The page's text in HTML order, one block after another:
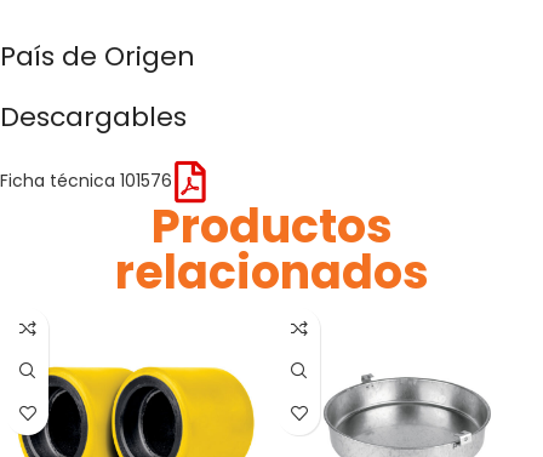
País de Origen
Descargables
Ficha técnica 101576
Productos
relacionados